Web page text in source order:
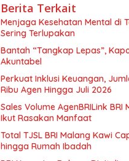
Berita Terkait
Menjaga Kesehatan Mental di
Sering Terlupakan
Bantah “Tangkap Lepas”,
Akuntabel
Perkuat Inklusi Keuangan,
Ribu Agen Hingga Juli 2026
Sales Volume AgenBRILink
Ikut Rasakan Manfaat
Total TJSL BRI Malang Kawi
hingga Rumah Ibadah